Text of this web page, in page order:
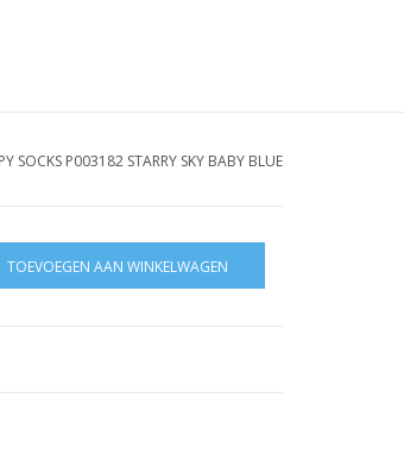
SOCKS P003182 STARRY SKY BABY BLUE
TOEVOEGEN AAN WINKELWAGEN